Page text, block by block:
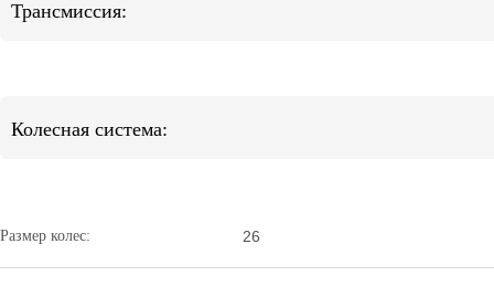
Трансмиссия:
Колесная система:
Размер колес: 26